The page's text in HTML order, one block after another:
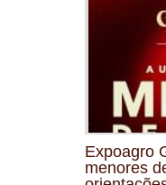
Expoagro
menores